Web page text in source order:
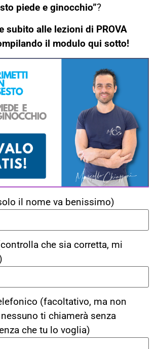
piede e ginocchio”?
subito alle lezioni di PROVA
il modulo qui sotto!
il nome va benissimo)
che sia corretta, mi
(facoltativo, ma non
ti chiamerà senza
che tu lo voglia)